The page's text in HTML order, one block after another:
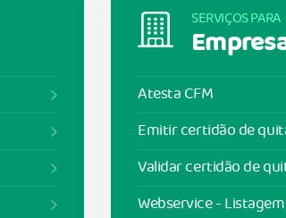
SERVIÇOS PARA
Atesta CFM
Emitir certidão de
Validar certidão de
Webservice -